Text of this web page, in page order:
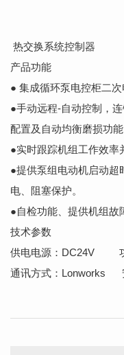
热交换系统控制器
产品功能
● 集成循环泵电控柜二次
●手动远程-自动控制，
配置及自动均衡磨损功能
●实时跟踪机组工作效率
●提供泵组电动机启动超
电、阻塞保护。
●自检功能、提供机组故
技术参数
供电电源：DC24V
通讯方式：Lonworks